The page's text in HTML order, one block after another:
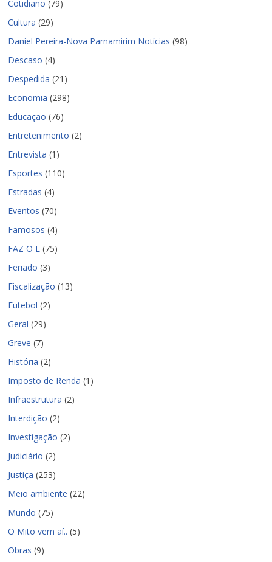
Cotidiano (79)
Cultura (29)
Daniel Pereira-Nova Parnamirim Notícias (98)
Descaso (4)
Despedida (21)
Economia (298)
Educação (76)
Entretenimento (2)
Entrevista (1)
Esportes (110)
Estradas (4)
Eventos (70)
Famosos (4)
FAZ O L (75)
Feriado (3)
Fiscalização (13)
Futebol (2)
Geral (29)
Greve (7)
História (2)
Imposto de Renda (1)
Infraestrutura (2)
Interdição (2)
Investigação (2)
Judiciário (2)
Justiça (253)
Meio ambiente (22)
Mundo (75)
O Mito vem aí.. (5)
Obras (9)